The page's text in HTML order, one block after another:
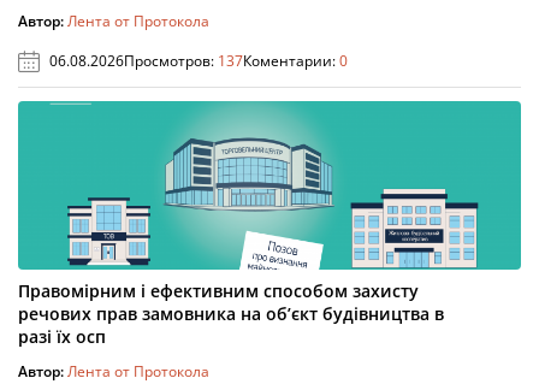
Автор:Лента от Протокола
06.08.2026Просмотров: 137Коментарии:0
Правомірним і ефективним способом захисту
речових прав замовника на об’єкт будівництва в
разі їх осп
Автор:Лента от Протокола